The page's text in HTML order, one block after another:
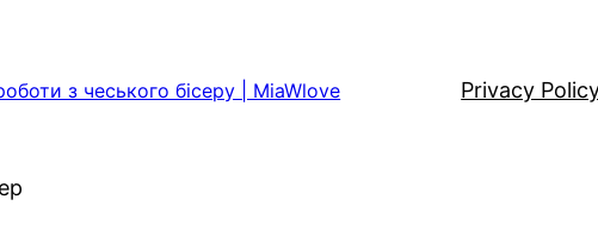
з чеського бісеру | MiaWlove Privacy